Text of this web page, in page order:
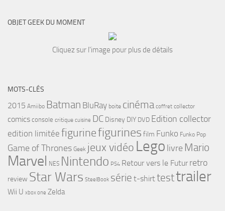
OBJET GEEK DU MOMENT
Cliquez sur l'image pour plus de détails
MOTS-CLÉS
2015 Amiibo Batman BluRay boite cinéma coffret collector
comics console critique cuisine DC Disney DIY DVD Edition collector
edition limitée figurinefigurines film Funko Funko Pop
Game of Thrones Geek jeux vidéo Lego livre Mario
Marvel NES Nintendo PS4 Retour vers le Futur retro
review Star Wars SteelBook série t-shirttesttrailer
Wii U xbox one Zelda